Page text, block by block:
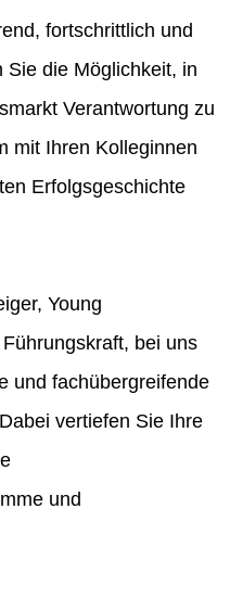
fortschrittlich und
Sie die Möglichkeit, in
Verantwortung zu
mit Ihren Kolleginnen
Erfolgsgeschichte
Young
bei uns
und fachübergreifende
vertiefen Sie Ihre
und